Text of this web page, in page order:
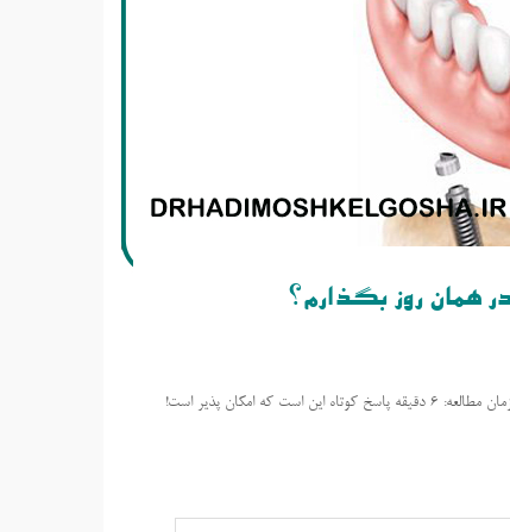
در همان روز بگذارم؟
آیا می توانم دندان خود را برداشته و ایمپلنت را در همان روز بگذارم؟ ایمپلنت سریع مدت زمان مطالعه: 6 دقیقه پاسخ کوتاه این است که امکان پذیر است!